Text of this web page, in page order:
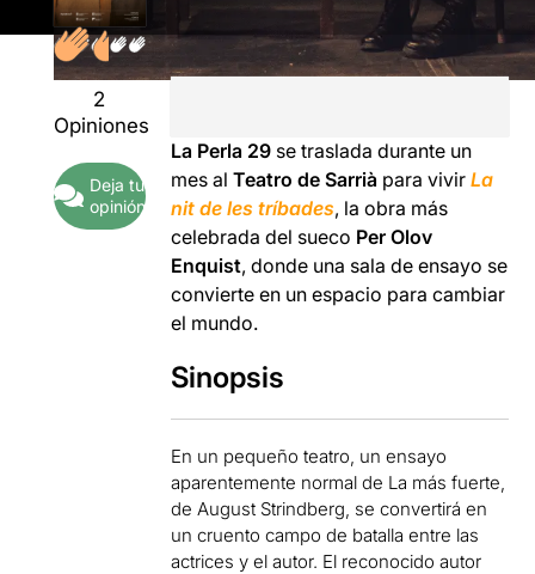
2
Opiniones
Deja tu
opinión
La Perla 29 se traslada durante un
mes alTeatro de Sarrià para vivirLa
nit de les tríbades, la obra más
celebrada del sueco Per Olov
Enquist, donde una sala de ensayo se
convierte en un espacio para cambiar
el mundo.
Sinopsis
En un pequeño teatro, un ensayo
aparentemente normal de La más fuerte,
de August Strindberg, se convertirá en
un cruento campo de batalla entre las
actrices y el autor. El reconocido autor